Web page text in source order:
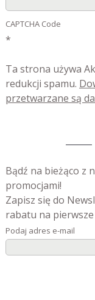
CAPTCHA Code
*
Ta strona używa
redukcji spamu.
przetwarzane są
Bądź na bieżąco z
promocjami!
Zapisz się do
rabatu na
Podaj adres e-mail